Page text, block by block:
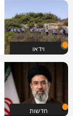
וידאו
חדשות